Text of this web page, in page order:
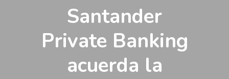
Santander
Private Banking
acuerda la